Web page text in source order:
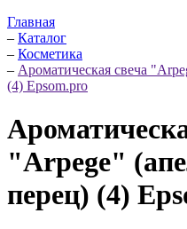
Главная
– Каталог
– Косметика
– Ароматическая свеча
(4) Epsom.pro
"Arpege"
перец) (4)